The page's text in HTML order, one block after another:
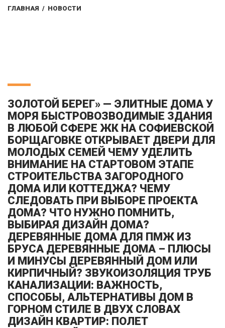
ГЛАВНАЯ / НОВОСТИ
ЗОЛОТОЙ БЕРЕГ» — ЭЛИТНЫЕ ДОМА У
МОРЯ БЫСТРОВОЗВОДИМЫЕ ЗДАНИЯ
В ЛЮБОЙ СФЕРЕ ЖК НА СОФИЕВСКОЙ
БОРЩАГОВКЕ ОТКРЫВАЕТ ДВЕРИ ДЛЯ
МОЛОДЫХ СЕМЕЙ ЧЕМУ УДЕЛИТЬ
ВНИМАНИЕ НА СТАРТОВОМ ЭТАПЕ
СТРОИТЕЛЬСТВА ЗАГОРОДНОГО
ДОМА ИЛИ КОТТЕДЖА? ЧЕМУ
СЛЕДОВАТЬ ПРИ ВЫБОРЕ ПРОЕКТА
ДОМА? ЧТО НУЖНО ПОМНИТЬ,
ВЫБИРАЯ ДИЗАЙН ДОМА?
ДЕРЕВЯННЫЕ ДОМА ДЛЯ ПМЖ ИЗ
БРУСА ДЕРЕВЯННЫЕ ДОМА – ПЛЮСЫ
И МИНУСЫ ДЕРЕВЯННЫЙ ДОМ ИЛИ
КИРПИЧНЫЙ? ЗВУКОИЗОЛЯЦИЯ ТРУБ
КАНАЛИЗАЦИИ: ВАЖНОСТЬ,
СПОСОБЫ, АЛЬТЕРНАТИВЫ ДОМ В
ГОРНОМ СТИЛЕ В ДВУХ СЛОВАХ
ДИЗАЙН КВАРТИР: ПОЛЕТ